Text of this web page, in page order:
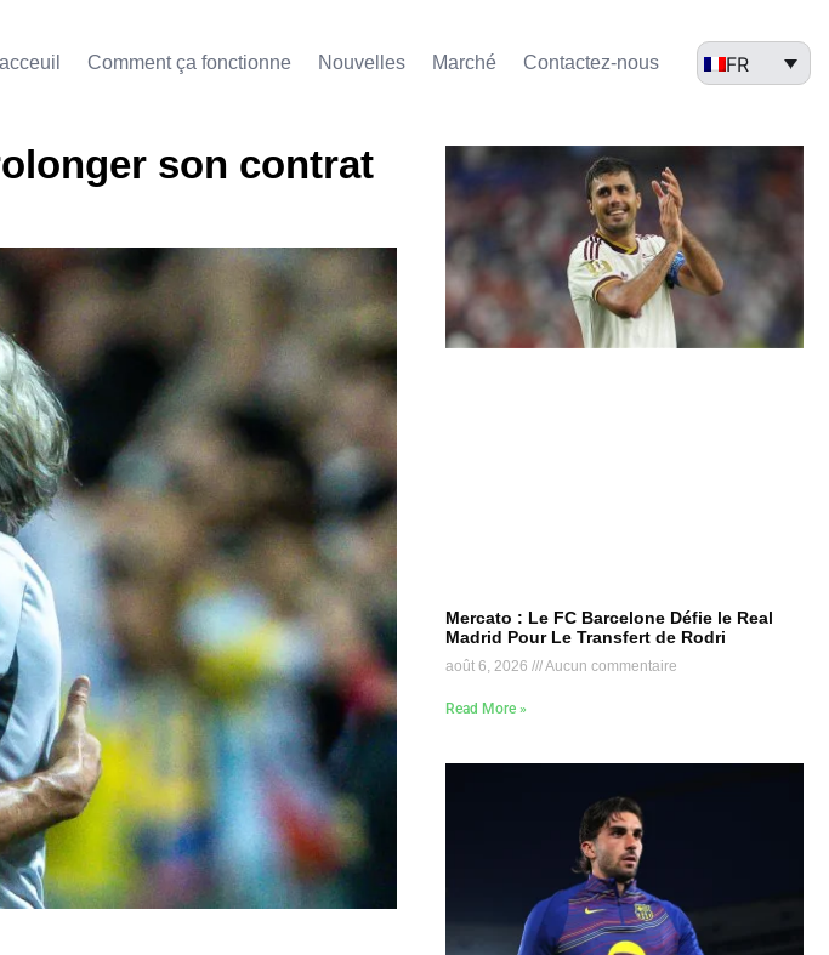
Comment ça fonctionne Nouvelles Marché​ Contactez-nous FR
son contrat
Mercato : Le FC Barcelone Défie le Real
Madrid Pour Le Transfert de Rodri
août 6, 2026 Aucun commentaire
Read More »